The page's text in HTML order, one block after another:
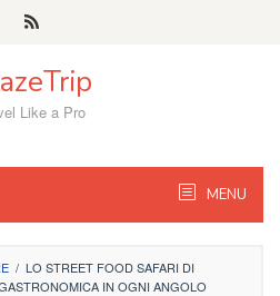
Like a Pro
MENU
/ LO STREET FOOD SAFARI DI
IN OGNI ANGOLO